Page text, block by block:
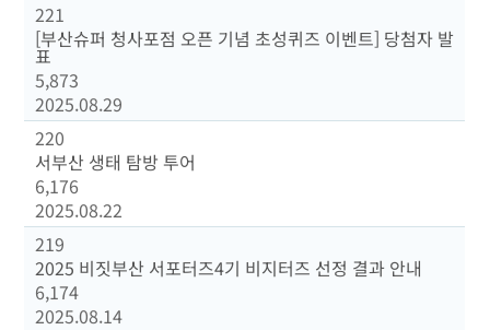
221
[부산슈퍼 청사포점 오픈 기념 초성퀴즈 이벤트] 당첨자 발
표
5,873
2025.08.29
220
서부산 생태 탐방 투어
6,176
2025.08.22
219
2025 비짓부산 서포터즈4기 비지터즈 선정 결과 안내
6,174
2025.08.14